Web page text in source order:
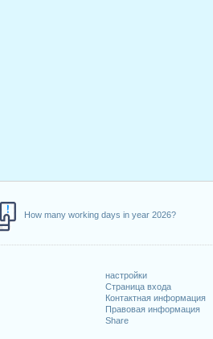
How many working days in year 2026?
настройки
Страница входа
Контактная информация
Правовая информация
Share